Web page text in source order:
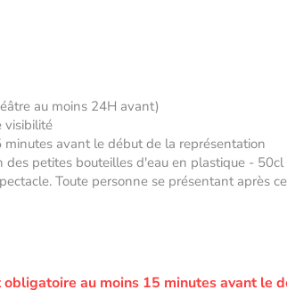
au moins 24H avant)
visibilité
avant le début de la représentation
petites bouteilles d'eau en plastique - 50cl
Toute personne se présentant après
au moins 15 minutes avant le